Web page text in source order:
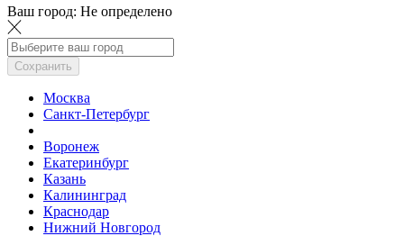
Ваш город: Не определено
Сохранить
Москва
Санкт-Петербург
Воронеж
Екатеринбург
Казань
Калининград
Краснодар
Нижний Новгород